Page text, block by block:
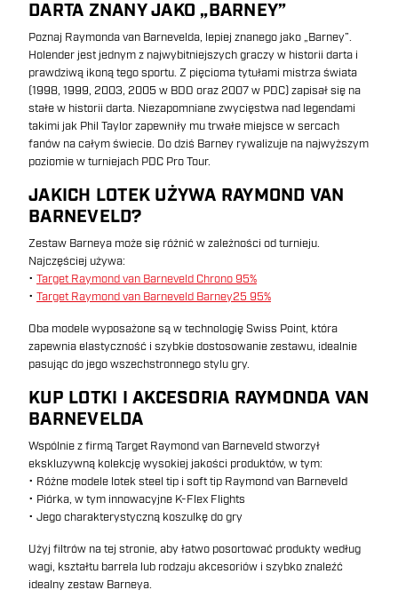
DARTA ZNANY JAKO „BARNEY”
Poznaj Raymonda van Barnevelda, lepiej znanego jako „Barney”.
Holender jest jednym z najwybitniejszych graczy w historii darta i
prawdziwą ikoną tego sportu. Z pięcioma tytułami mistrza świata
(1998, 1999, 2003, 2005 w BDO oraz 2007 w PDC) zapisał się na
stałe w historii darta. Niezapomniane zwycięstwa nad legendami
takimi jak Phil Taylor zapewniły mu trwałe miejsce w sercach
fanów na całym świecie. Do dziś Barney rywalizuje na najwyższym
poziomie w turniejach PDC Pro Tour.
JAKICH LOTEK UŻYWA RAYMOND VAN
BARNEVELD?
Zestaw Barneya może się różnić w zależności od turnieju.
Najczęściej używa:
• Target Raymond van Barneveld Chrono 95%
• Target Raymond van Barneveld Barney25 95%
Oba modele wyposażone są w technologię Swiss Point, która
zapewnia elastyczność i szybkie dostosowanie zestawu, idealnie
pasując do jego wszechstronnego stylu gry.
KUP LOTKI I AKCESORIA RAYMONDA VAN
BARNEVELDA
Wspólnie z firmą Target Raymond van Barneveld stworzył
ekskluzywną kolekcję wysokiej jakości produktów, w tym:
• Różne modele lotek steel tip i soft tip Raymond van Barneveld
• Piórka, w tym innowacyjne K-Flex Flights
• Jego charakterystyczną koszulkę do gry
Użyj filtrów na tej stronie, aby łatwo posortować produkty według
wagi, kształtu barrela lub rodzaju akcesoriów i szybko znaleźć
idealny zestaw Barneya.